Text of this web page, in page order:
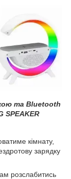
та Bluetooth
SPEAKER
кімнату,
зарядку
розслабитись